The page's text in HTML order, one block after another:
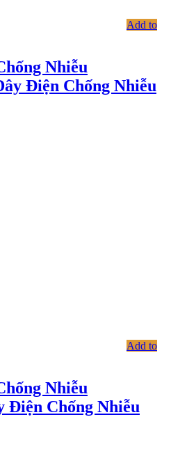
Add to
Nhiễu
Điện Chống Nhiễu
Add to
Nhiễu
Điện Chống Nhiễu